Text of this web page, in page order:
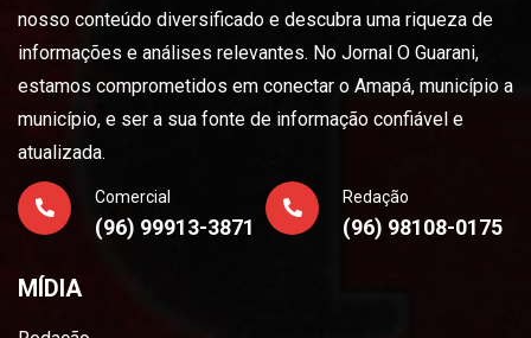
nosso conteúdo diversificado e descubra uma riqueza de
informações e análises relevantes. No Jornal O Guarani,
estamos comprometidos em conectar o Amapá, município a
município, e ser a sua fonte de informação confiável e
atualizada.
Comercial
(96) 99913-3871
Redação
(96) 98108-0175
MÍDIA